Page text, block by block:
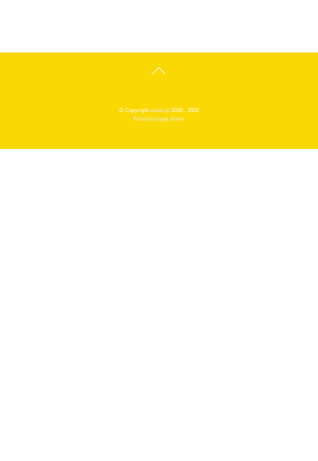
© Copyright iam4u.pl 2016 - 2026
Przejrzyj mapę strony